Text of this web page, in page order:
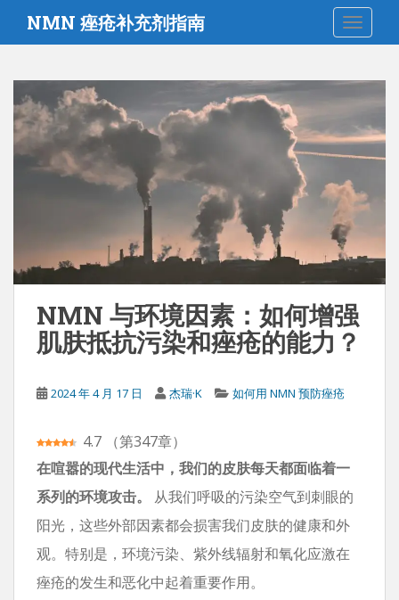
主
NMN 痤疮补充剂指南 切换导
NMN 与环境因素：如何增强
肌肤抵抗污染和痤疮的能力？
2024 年 4 月 17 日 杰瑞·K 如何用 NMN 预防痤疮
4.7 （第347章）
在喧嚣的现代生活中，我们的皮肤每天都面临着一
系列的环境攻击。 从我们呼吸的污染空气到刺眼的
阳光，这些外部因素都会损害我们皮肤的健康和外
观。特别是，环境污染、紫外线辐射和氧化应激在
痤疮的发生和恶化中起着重要作用。